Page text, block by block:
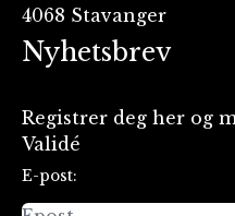
4068 Stavanger
Nyhetsbrev
Registrer deg her og
Validé
E-post: